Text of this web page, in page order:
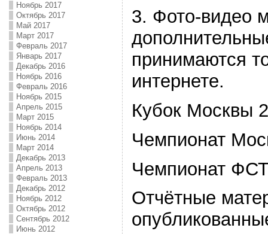
Ноябрь 2017
Октябрь 2017
Май 2017
Март 2017
Февраль 2017
Январь 2017
Декабрь 2016
Ноябрь 2016
Февраль 2016
Ноябрь 2015
Апрель 2015
Март 2015
Ноябрь 2014
Июнь 2014
Март 2014
Декабрь 2013
Апрель 2013
Февраль 2013
Декабрь 2012
Ноябрь 2012
Октябрь 2012
Сентябрь 2012
Июнь 2012
3. Фото-видео
принимаются
интернете.
Кубок Москвы
Чемпионат
Чемпионат
Отчётные